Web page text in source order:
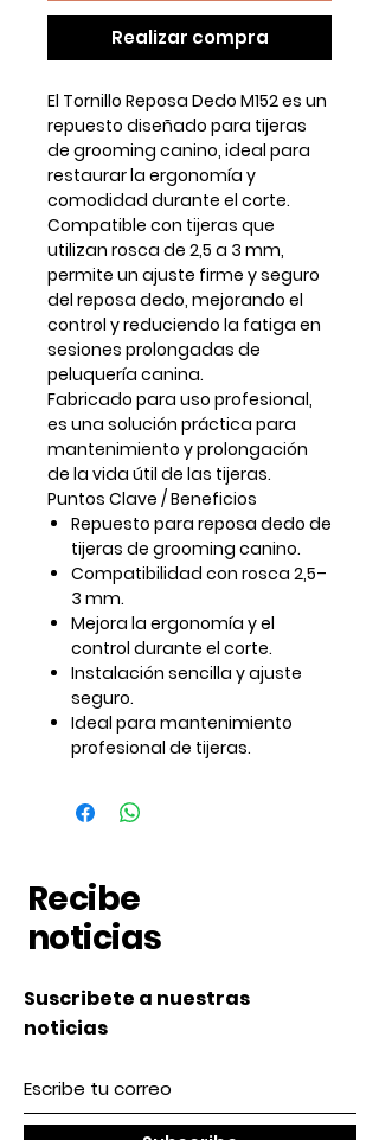
Realizar compra
El Tornillo Reposa Dedo M152es un
repuesto diseñado para tijeras
de grooming canino, ideal para
restaurar la ergonomía y
comodidad durante el corte.
Compatible con tijeras que
utilizan rosca de 2,5 a 3 mm,
permite un ajuste firme y seguro
del reposa dedo, mejorando el
control y reduciendo la fatiga en
sesiones prolongadas de
peluquería canina.
Fabricado para uso profesional,
es una solución práctica para
mantenimiento y prolongación
de la vida útil de las tijeras.
Puntos Clave / Beneficios
Repuesto para reposa dedo de
tijeras de grooming canino.
Compatibilidad con rosca 2,5–
3 mm.
Mejora la ergonomía y el
control durante el corte.
Instalación sencilla y ajuste
seguro.
Ideal para mantenimiento
profesional de tijeras.
Recibe
noticias
Suscribete a nuestras
noticias